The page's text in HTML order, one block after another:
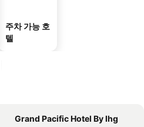
주차 가능 호
텔
Grand Pacific Hotel By Ihg